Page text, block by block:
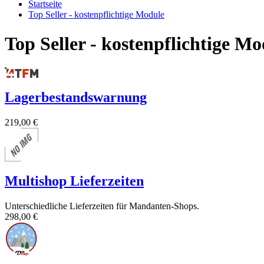
Startseite
Top Seller - kostenpflichtige Module
Top Seller - kostenpflichtige
Lagerbestandswarnung
219,00 €
Multishop Lieferzeiten
Unterschiedliche Lieferzeiten für Mandanten-Shops.
298,00 €